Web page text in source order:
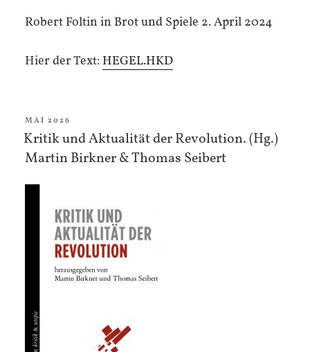
Robert Foltin in Brot und Spiele 2. April 2024
Hier der Text: HEGEL.HKD
VERÖFFENTLICHT
AM
MAI 2026
Kritik und Aktualität der Revolution. (Hg.)
Martin Birkner & Thomas Seibert